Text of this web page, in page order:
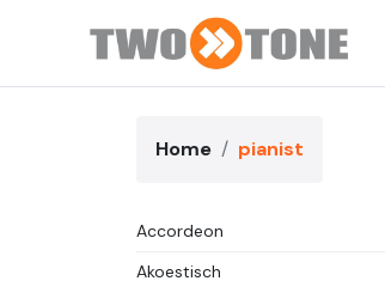
Home pianist
Accordeon
Akoestisch